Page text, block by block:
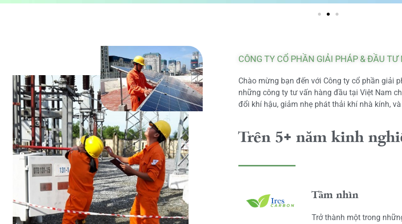
CÔNG TY CỔ PHẦN GIẢI PHÁP & ĐẦU
Chào mừng bạn đến với Công ty cổ phần giải
những công ty tư vấn hàng đầu tại Việt Nam
đổi khí hậu, giảm nhẹ phát thải khí nhà kính,
Trên 5+ năm kinh
Tầm nhìn
Trở thành một trong